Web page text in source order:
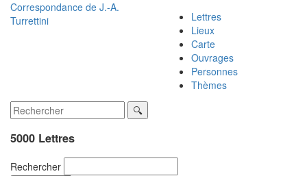
Correspondance de J.-A.
Turrettini
Lettres
Lieux
Carte
Ouvrages
Personnes
Thèmes
5000 Lettres
Rechercher